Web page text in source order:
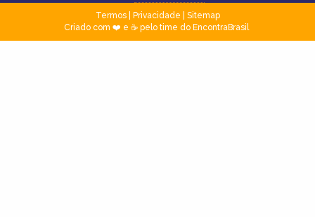
Termos| Privacidade
Sitemap
Criado com ❤️ e ☕ pelo time do EncontraBrasil